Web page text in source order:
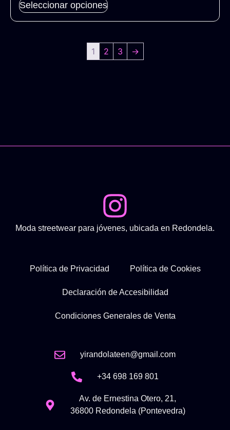
Seleccionar opciones
1 2 3 →
Moda streetwear para jóvenes, ubicada en Redondela.
Política de Privacidad Política de Cookies
Declaración de Accesibilidad
Condiciones Generales de Venta
yirandolateen@gmail.com
+34 698 169 801
Av. de Ernestina Otero, 21,
36800 Redondela (Pontevedra)